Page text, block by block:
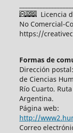
Licencia
No Comercial-
https://
Formas de
Dirección
de Ciencias
Río Cuarto.
Argentina.
Página web:
http://
Correo